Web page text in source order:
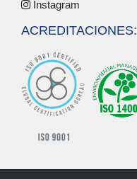
Instagram
ACREDITACIONES: